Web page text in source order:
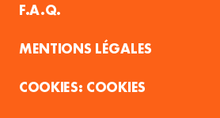
F.A.Q.
MENTIONS LÉGALES
COOKIES